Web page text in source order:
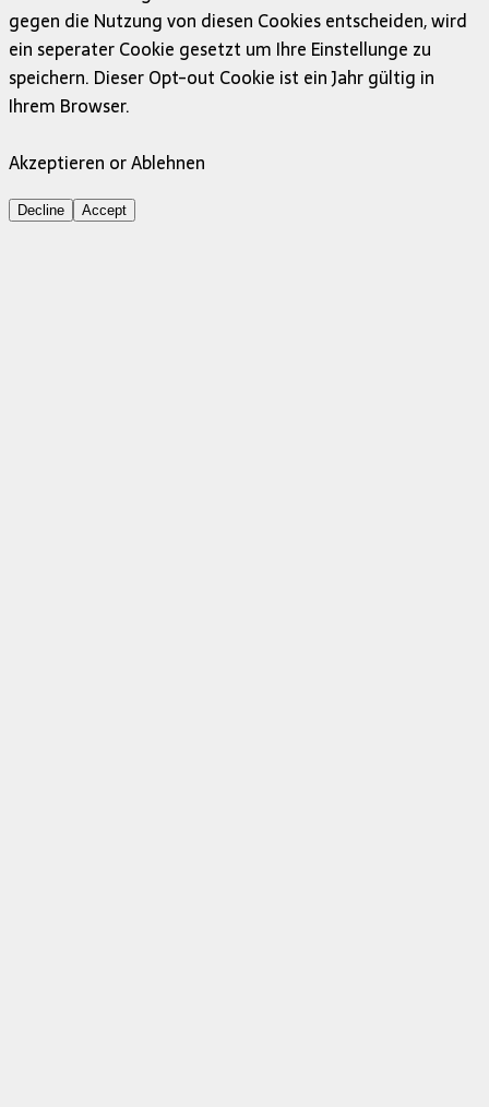
gegen die Nutzung von diesen Cookies entscheiden, wird
ein seperater Cookie gesetzt um Ihre Einstellunge zu
speichern. Dieser Opt-out Cookie ist ein Jahr gültig in
Ihrem Browser.
Akzeptieren or Ablehnen
Decline Accept